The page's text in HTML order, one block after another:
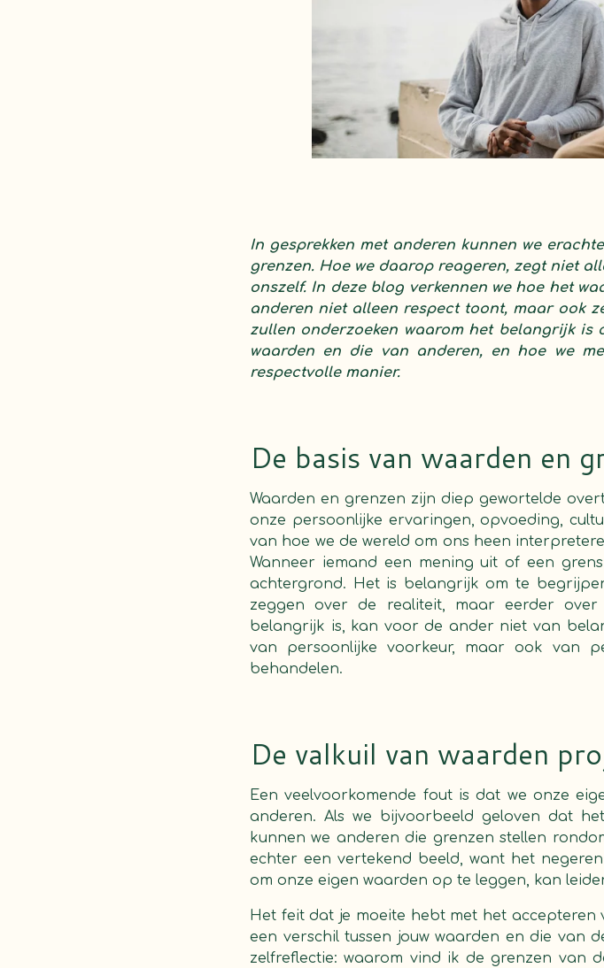
In gesprekken met anderen kunnen we
grenzen. Hoe we daarop reageren, zegt niet
onszelf. In deze blog verkennen we hoe het
anderen niet alleen respect toont, maar ook
zullen onderzoeken waarom het belangrijk is
waarden en die van anderen, en hoe we
respectvolle manier.
De basis van waarden en
Waarden en grenzen zijn diep gewortelde
onze persoonlijke ervaringen, opvoeding,
van hoe we de wereld om ons heen
Wanneer iemand een mening uit of een
achtergrond. Het is belangrijk om te
zeggen over de realiteit, maar eerder
belangrijk is, kan voor de ander niet van
van persoonlijke voorkeur, maar ook van
behandelen.
De valkuil van waarden
Een veelvoorkomende fout is dat we onze
anderen. Als we bijvoorbeeld geloven dat
kunnen we anderen die grenzen stellen
echter een vertekend beeld, want het
om onze eigen waarden op te leggen, kan
Het feit dat je moeite hebt met het
een verschil tussen jouw waarden en die van
zelfreflectie: waarom vind ik de grenzen van